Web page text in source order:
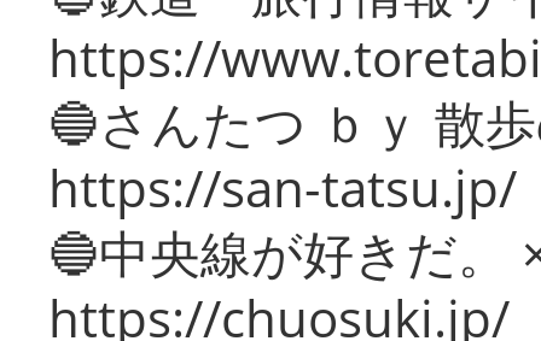
https://
🔵さんたつ ｂｙ 散
https://san-tatsu.jp/
🔵中央線が好きだ。
https://chuosuki.jp/